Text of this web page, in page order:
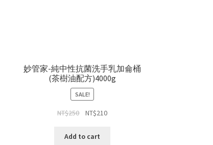
妙管家-純中性抗菌洗手乳加侖桶
(茶樹油配方)4000g
SALE!
NT$250 NT$210
Add to cart